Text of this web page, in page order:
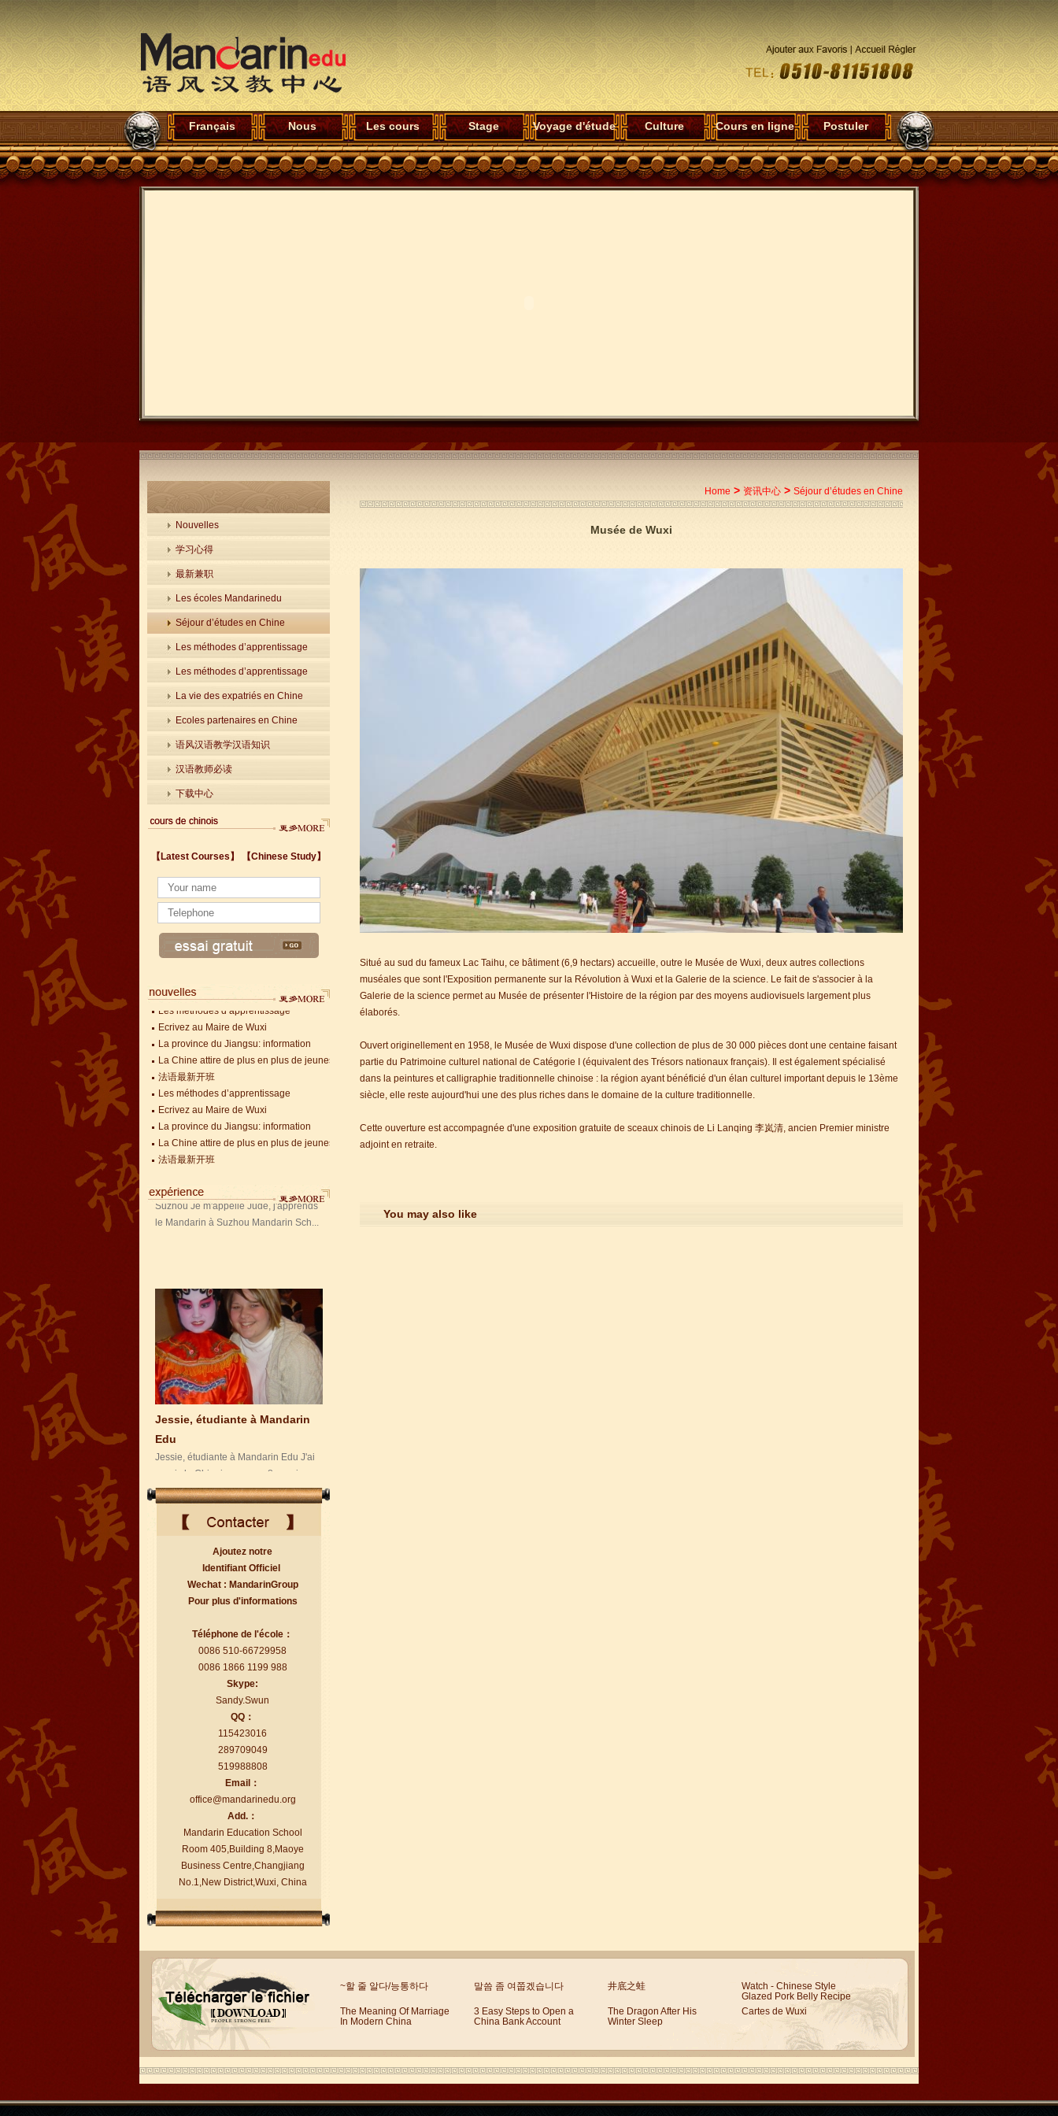
Français Nous Les cours Stage Voyage d'étude Culture Cours en ligne Postuler
Nouvelles
学习心得
最新兼职
Les écoles Mandarinedu
Séjour d’études en Chine
Les méthodes d’apprentissage
Les méthodes d’apprentissage
La vie des expatriés en Chine
Ecoles partenaires en Chine
语风汉语教学汉语知识
汉语教师必读
下载中心
【Latest Courses】 【Chinese Study】
Les méthodes d’apprentissage
Ecrivez au Maire de Wuxi
La province du Jiangsu: information
La Chine attire de plus en plus de jeunes Français
法语最新开班
Les méthodes d’apprentissage
Ecrivez au Maire de Wuxi
La province du Jiangsu: information
La Chine attire de plus en plus de jeunes Français
法语最新开班
Jude, étudiant de Mandarin
Edu de Suzhou
Jude, étudiant de Mandarin Edu de
Suzhou Je m'appelle Jude, j'apprends
le Mandarin à Suzhou Mandarin Sch...
Jessie, étudiante à Mandarin
Edu
Jessie, étudiante à Mandarin Edu J'ai
appris le Chinois presque 8 ans, je
peux comprendre ce que les Chi...
Florent, étudiant à Mandarin
Florent, étudiant à Mandarin Edu
J'adore Mandarin Education School de
Wuxi. C'est la manière LA PLUS FA...
Le vent en langue Brad élèves
en train d'étudier le Chinois à
Mandarin Education School. Je peux...
Ajoutez notre
Identifiant Officiel
Wechat : MandarinGroup
Pour plus d'informations
Téléphone de l'école：
0086 510-66729958
0086 1866 1199 988
Skype:
Sandy.Swun
QQ：
115423016
289709049
519988808
Email：
office@mandarinedu.org
Add.：
Mandarin Education School
Room 405,Building 8,Maoye
Business Centre,Changjiang
No.1,New District,Wuxi, China
Home > 资讯中心 > Séjour d’études en Chine
Musée de Wuxi
Situé au sud du fameux Lac Taihu, ce bâtiment (6,9 hectars) accueille, outre le Musée de Wuxi, deux autres collections
muséales que sont l'Exposition permanente sur la Révolution à Wuxi et la Galerie de la science. Le fait de s'associer à la
Galerie de la science permet au Musée de présenter l'Histoire de la région par des moyens audiovisuels largement plus
élaborés.
Ouvert originellement en 1958, le Musée de Wuxi dispose d'une collection de plus de 30 000 pièces dont une centaine faisant
partie du Patrimoine culturel national de Catégorie I (équivalent des Trésors nationaux français). Il est également spécialisé
dans la peintures et calligraphie traditionnelle chinoise : la région ayant bénéficié d'un élan culturel important depuis le 13ème
siècle, elle reste aujourd'hui une des plus riches dans le domaine de la culture traditionnelle.
Cette ouverture est accompagnée d'une exposition gratuite de sceaux chinois de Li Lanqing 李岚清, ancien Premier ministre
adjoint en retraite.
You may also like
~할 줄 알다/능통하다 말씀 좀 여쭙겠습니다 井底之蛙
Watch - Chinese Style
Glazed Pork Belly Recipe
The Meaning Of Marriage
In Modern China
3 Easy Steps to Open a
China Bank Account
The Dragon After His
Winter Sleep
Cartes de Wuxi